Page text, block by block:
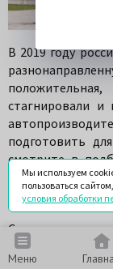
Меню
В 2019 году
стагнировали
подготовить
смотрите в
прошедшего 2019
Недорогая
Самая
повышенной
кузова, который
Мы используем
пользоваться
условия обработки